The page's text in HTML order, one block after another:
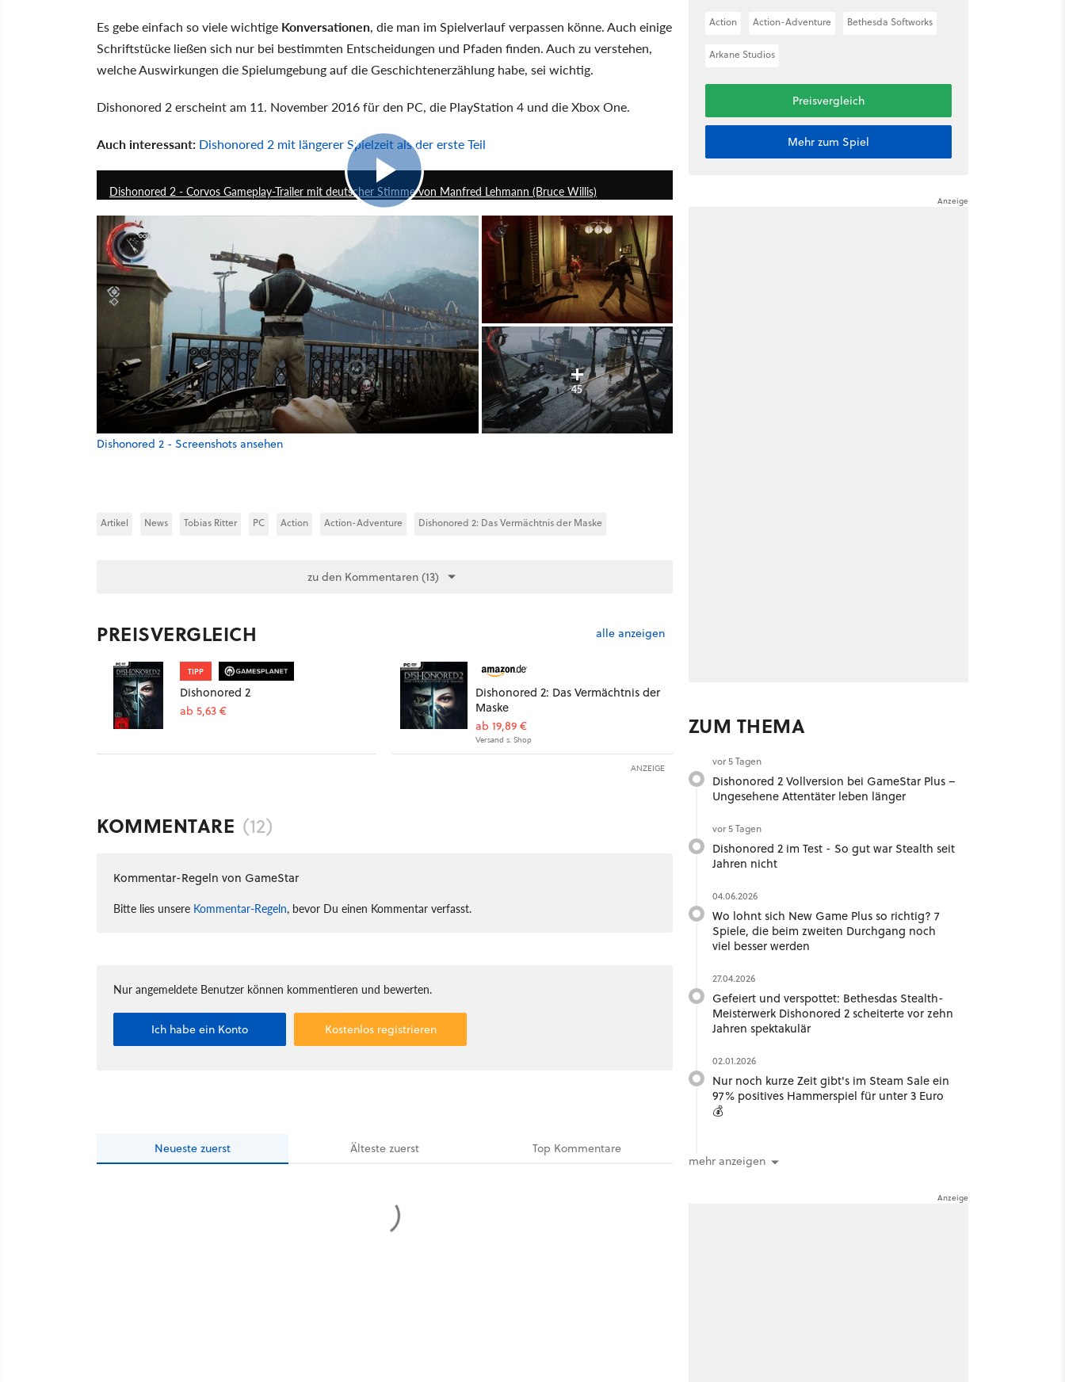
Es gebe einfach so viele wichtige Konversationen, die man im Spielverlauf verpassen könne. Auch einige
Schriftstücke ließen sich nur bei bestimmten Entscheidungen und Pfaden finden. Auch zu verstehen,
welche Auswirkungen die Spielumgebung auf die Geschichtenerzählung habe, sei wichtig.
Dishonored 2 erscheint am 11. November 2016 für den PC, die PlayStation 4 und die Xbox One.
Auch interessant: Dishonored 2 mit längerer Spielzeit als der erste Teil
Dishonored 2 - Corvos Gameplay-Trailer mit deutscher Stimme von Manfred Lehmann (Bruce Willis)
45
Dishonored 2 - Screenshots ansehen
Artikel News Tobias Ritter PC Action Action-Adventure Dishonored 2: Das Vermächtnis der Maske
zu den Kommentaren (13)
PREISVERGLEICH alle anzeigen
TIPP
Dishonored 2
ab 5,63 €
Dishonored 2: Das Vermächtnis der
Maske
ab 19,89 €
Versand s. Shop
ANZEIGE
KOMMENTARE (12)
Kommentar-Regeln von GameStar
Bitte lies unsere Kommentar-Regeln, bevor Du einen Kommentar verfasst.
Nur angemeldete Benutzer können kommentieren und bewerten.
Ich habe ein Konto Kostenlos registrieren
Neueste zuerst Ältestezuerst Top Kommentare
Action Action-Adventure Bethesda Softworks
Arkane Studios
Preisvergleich
Mehr zum Spiel
ZUM THEMA
vor 5 Tagen
Dishonored 2 Vollversion bei GameStar Plus –
Ungesehene Attentäter leben länger
vor 5 Tagen
Dishonored 2 im Test - So gut war Stealth seit
Jahren nicht
04.06.2026
Wo lohnt sich New Game Plus so richtig? 7
Spiele, die beim zweiten Durchgang noch
viel besser werden
27.04.2026
Gefeiert und verspottet: Bethesdas Stealth-
Meisterwerk Dishonored 2 scheiterte vor zehn
Jahren spektakulär
02.01.2026
Nur noch kurze Zeit gibt's im Steam Sale ein
97% positives Hammerspiel für unter 3 Euro
💰
mehr anzeigen